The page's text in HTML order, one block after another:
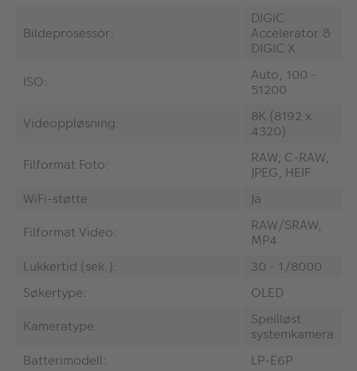
Bildeprosessor:
DIGIC
Accelerator &
DIGIC X
ISO:
Auto, 100 -
51200
Videoppløsning:
8K (8192 x
4320)
Filformat Foto:
RAW, C-RAW,
JPEG, HEIF
WiFi-støtte:
Ja
Filformat Video:
RAW/SRAW,
MP4
Lukkertid (sek.):
30 - 1/8000
Søkertype:
OLED
Kameratype:
Speilløst
systemkamera
Batterimodell:
LP-E6P